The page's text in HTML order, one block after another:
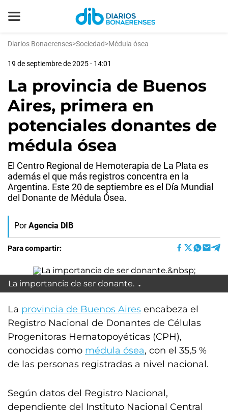
Diarios Bonaerenses>Sociedad>Médula ósea
19 de septiembre de 2025 - 14:01
La provincia de Buenos
Aires, primera en
potenciales donantes de
médula ósea
El Centro Regional de Hemoterapia de La Plata es
además el que más registros concentra en la
Argentina. Este 20 de septiembre es el Día Mundial
del Donante de Médula Ósea.
Por Agencia DIB
Para compartir:
La importancia de ser donante.
La provincia de Buenos Aires encabeza el
Registro Nacional de Donantes de Células
Progenitoras Hematopoyéticas (CPH),
conocidas como médula ósea, con el 35,5 %
de las personas registradas a nivel nacional.
Según datos del Registro Nacional,
dependiente del Instituto Nacional Central